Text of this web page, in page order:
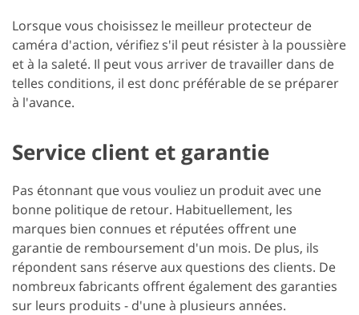
Lorsque vous choisissez le meilleur protecteur de
caméra d'action, vérifiez s'il peut résister à la poussière
et à la saleté. Il peut vous arriver de travailler dans de
telles conditions, il est donc préférable de se préparer
à l'avance.
Service client et garantie
Pas étonnant que vous vouliez un produit avec une
bonne politique de retour. Habituellement, les
marques bien connues et réputées offrent une
garantie de remboursement d'un mois. De plus, ils
répondent sans réserve aux questions des clients. De
nombreux fabricants offrent également des garanties
sur leurs produits - d'une à plusieurs années.